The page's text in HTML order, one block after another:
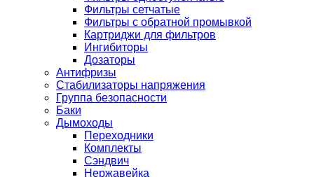
Фильтры сетчатые
Фильтры с обратной промывкой
Картриджи для фильтров
Ингибиторы
Дозаторы
Антифризы
Стабилизаторы напряжения
Группа безопасности
Баки
Дымоходы
Переходники
Комплекты
Сэндвич
Нержавейка